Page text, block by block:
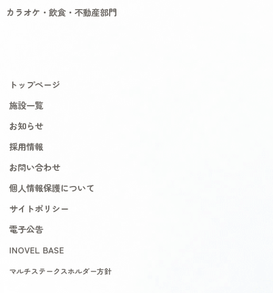
カラオケ・飲食・不動産部門
トップページ
施設一覧
お知らせ
採用情報
お問い合わせ
個人情報保護について
サイトポリシー
電子公告
INOVEL BASE
マルチステークスホルダー方針